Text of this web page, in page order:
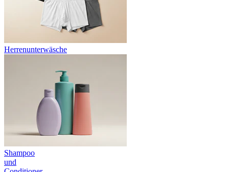
Herrenunterwäsche
Shampoo
und